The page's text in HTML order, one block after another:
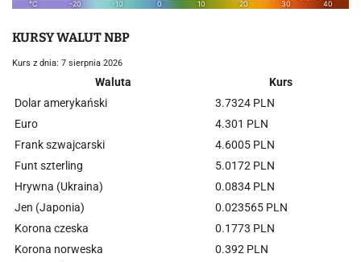
KURSY WALUT NBP
Kurs z dnia: 7 sierpnia 2026
Waluta
Kurs
Dolar amerykański
3.7324 PLN
Euro
4.301 PLN
Frank szwajcarski
4.6005 PLN
Funt szterling
5.0172 PLN
Hrywna (Ukraina)
0.0834 PLN
Jen (Japonia)
0.023565 PLN
Korona czeska
0.1773 PLN
Korona norweska
0.392 PLN